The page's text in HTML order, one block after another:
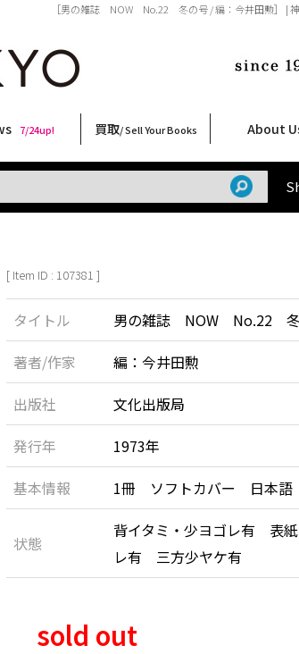
［男の雑誌 NOW No.22 冬の号 / 編：今井田勲］ | 神
7/24up!
すすめ商品 9/7up!
イベント情報 7/24up!
のお知らせ 6/1up!
買取/ Sell Your Books
買取ブログ
買取専用フォーム
古書 / 古本の買取
美術品の買取
出張買取について
宅配買取について
店頭買取について
よくある質問
About
店舗案内
Shop Infomation
ご注文につ
How to Order
特定商取引法
プライバシー
[ Item ID : 107381 ]
タイトル
男の雑誌 NOW No.22
著者/作家
編：今井田勲
出版社
文化出版局
発行年
1973年
基本情報
1冊 ソフトカバー 日本語
状態
背イタミ・少ヨゴレ有 表
レ有 三方少ヤケ有
sold out